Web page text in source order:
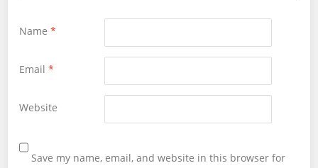
Name*
Email*
Website
Save my name, email, and website in this browser for